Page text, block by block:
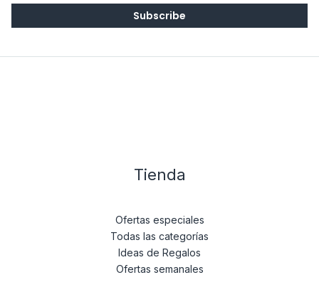
l
Subscribe
Tienda
Ofertas especiales
Todas las categorías
Ideas de Regalos
Ofertas semanales